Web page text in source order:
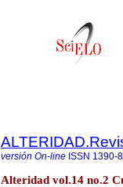
versión On-line ISSN 1390-
Alteridad vol.14 no.2